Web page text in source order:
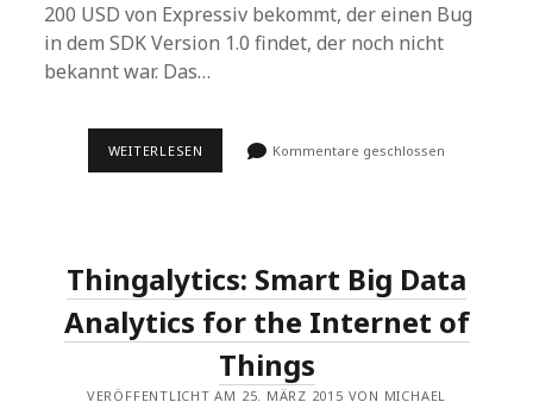
200 USD von Expressiv bekommt, der einen Bug
in dem SDK Version 1.0 findet, der noch nicht
bekannt war. Das…
WEITERLESEN ESP8266
Kommentare geschlossen
Thingalytics: Smart Big Data
Analytics for the Internet of
Things
VERÖFFENTLICHT AM 25. MÄRZ 2015 VON MICHAEL